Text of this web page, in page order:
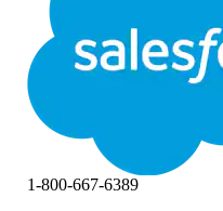
Cerrar Cerrar
1-800-667-6389